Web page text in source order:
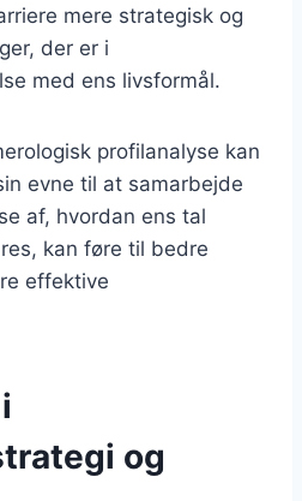
mere strategisk og
der er i
med ens livsformål.
profilanalyse kan
evne til at samarbejde
af, hvordan ens tal
kan føre til bedre
effektive
og